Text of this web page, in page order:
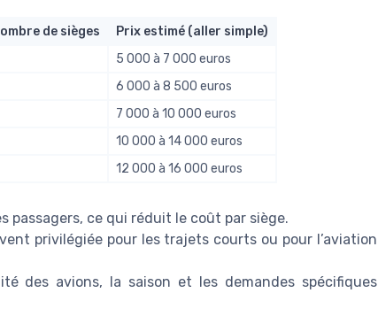
de sièges
Prix estimé (aller simple)
5 000 à 7 000 euros
6 000 à 8 500 euros
7 000 à 10 000 euros
10 000 à 14 000 euros
12 000 à 16 000 euros
passagers, ce qui réduit le coût par siège.
privilégiée pour les trajets courts ou pour l’aviation
des avions, la saison et les demandes spécifiques